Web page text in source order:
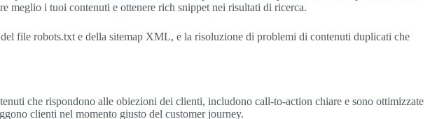
meglio i tuoi contenuti e ottenere rich snippet nei risultati di ricerca.
file robots.txt e della sitemap XML, e la risoluzione di problemi di contenuti duplicati che
che rispondono alle obiezioni dei clienti, includono call-to-action chiare e sono ottimizzate
clienti nel momento giusto del customer journey.